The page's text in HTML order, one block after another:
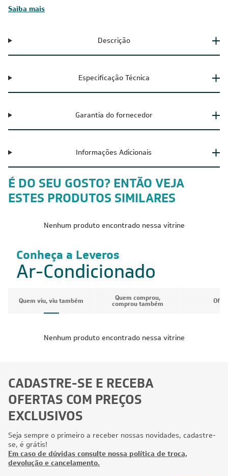
Saiba mais
Descrição
Especificação Técnica
Garantia do fornecedor
Informações Adicionais
É DO SEU GOSTO? ENTÃO VEJA
ESTES PRODUTOS SIMILARES
Nenhum produto encontrado nessa vitrine
Conheça a Leveros
Ar-Condicionado
Quem viu, viu também Quem comprou,
comprou também
Nenhum produto encontrado nessa vitrine
CADASTRE-SE E RECEBA
OFERTAS COM PREÇOS
EXCLUSIVOS
Seja sempre o primeiro a receber nossas novidades, cadastre-
se, é grátis!
Em caso de dúvidas consulte nossa política de troca,
devolução e cancelamento.